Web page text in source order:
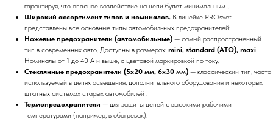
гарантируя, что опасное воздействие на цепи будет минимальным .
Широкий ассортимент типов и номиналов. В линейке PROsvet
представлены все основные типы автомобильных предохранителей:
Ножевые предохранители (автомобильные) — самый распространенный
тип в современных авто. Доступны в размерах: mini, standard (ATO), maxi.
Номиналы от 1 до 40 А и выше, с цветовой маркировкой по току.
Стеклянные предохранители (5x20 мм, 6x30 мм) — классический тип, часто
используемый в цепях освещения, дополнительного оборудования и некоторых
штатных системах старых автомобилей .
Термопредохранители — для защиты цепей с высокими рабочими
температурами (например, в обогревах).